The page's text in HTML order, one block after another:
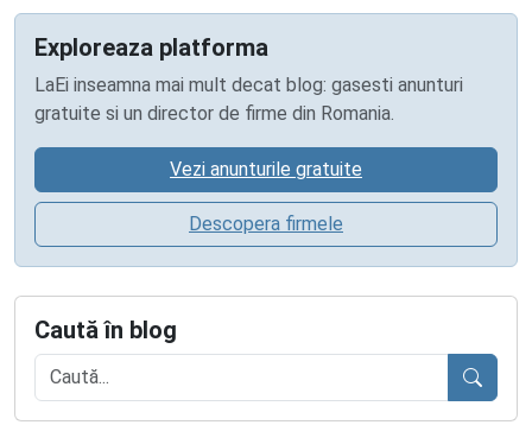
Exploreaza platforma
LaEi inseamna mai mult decat blog: gasesti anunturi
gratuite si un director de firme din Romania.
Vezi anunturile gratuite
Descopera firmele
Caută în blog
Caută